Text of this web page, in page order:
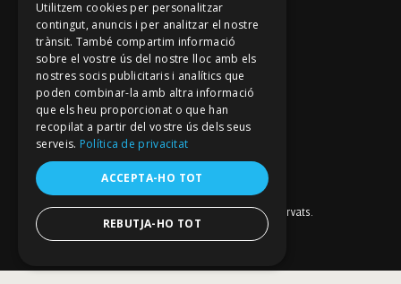
Arxiu Oral
Contacte
Segueix-nos
Mallorca Oral, un projecte de
Fundació Mallorca Literària
Política de galetes
Política de privacitat
Política de privacitat a les xarxes socials
© Fundació Mallorca Literària 2026. Tots els drets reservats.
Disseny i desenvolupament web BESTALDE STUDIO
Utilitzem cookies per personalitzar
contingut, anuncis i per analitzar el nostre
trànsit. També compartim informació
sobre el vostre ús del nostre lloc amb els
nostres socis publicitaris i analítics que
poden combinar-la amb altra informació
que els heu proporcionat o que han
recopilat a partir del vostre ús dels seus
serveis. Política de privacitat
ACCEPTA-HO TOT
REBUTJA-HO TOT